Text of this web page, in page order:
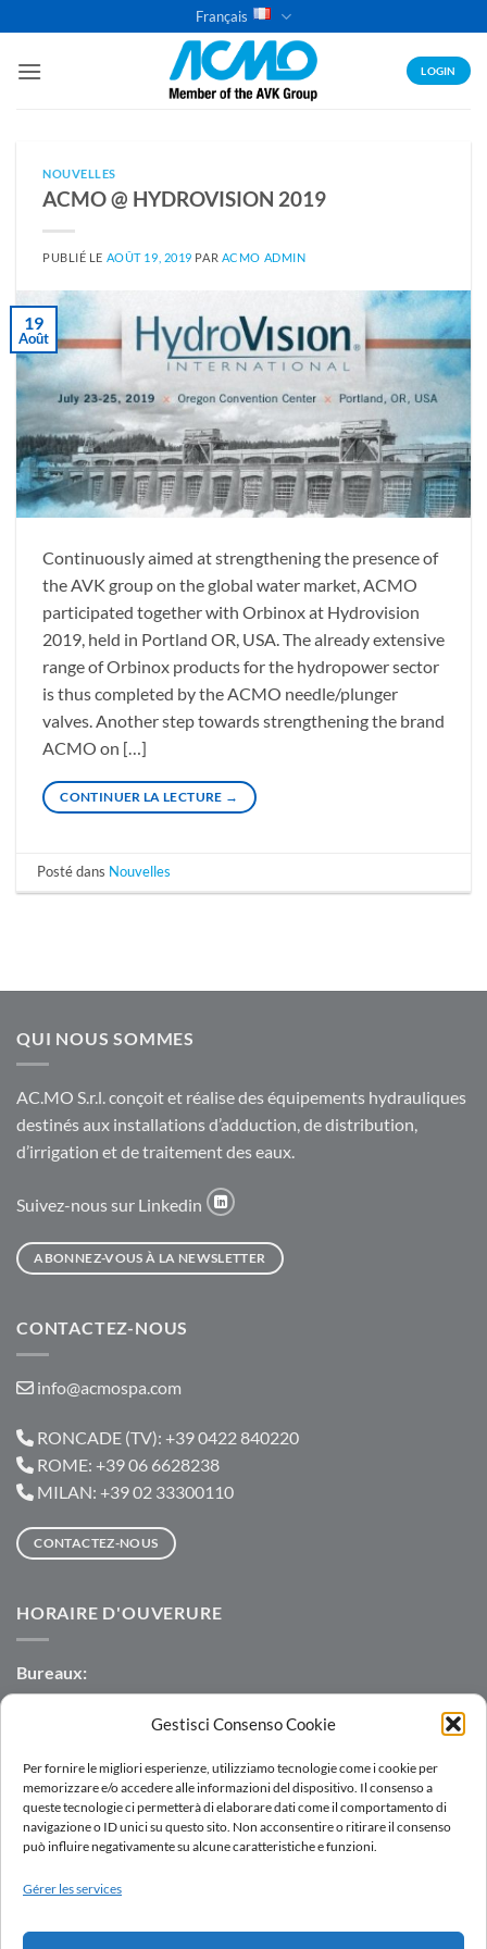
Gestisci Consenso Cookie
Per fornire le migliori esperienze, utilizziamo tecnologie come i cookie per
memorizzare e/o accedere alle informazioni del dispositivo. Il consenso a
queste tecnologie ci permetterà di elaborare dati come il comportamento di
navigazione o ID unici su questo sito. Non acconsentire o ritirare il consenso
può influire negativamente su alcune caratteristiche e funzioni.
Gérer les services
au
contenu
Français
LOGIN
NOUVELLES
ACMO @ HYDROVISION 2019
PUBLIÉ LE AOÛT 19, 2019 PAR ACMO ADMIN
19
Août
Continuously aimed at strengthening the presence of
the AVK group on the global water market, ACMO
participated together with Orbinox at Hydrovision
2019, held in Portland OR, USA. The already extensive
range of Orbinox products for the hydropower sector
is thus completed by the ACMO needle/plunger
valves. Another step towards strengthening the brand
ACMO on […]
CONTINUER LA LECTURE →
Posté dans Nouvelles
QUI NOUS SOMMES
AC.MO S.r.l. conçoit et réalise des équipements hydrauliques
destinés aux installations d’adduction, de distribution,
d’irrigation et de traitement des eaux.
Suivez-nous sur Linkedin
ABONNEZ-VOUS À LA NEWSLETTER
CONTACTEZ-NOUS
info@acmospa.com
RONCADE (TV): +39 0422 840220
ROME: +39 06 6628238
MILAN: +39 02 33300110
CONTACTEZ-NOUS
HORAIRE D'OUVERURE
Bureaux:
Lun-Jeu: 8:30-12:30 | 13:30-17:30
Ven: 8:30-12:30 | 13:30-16:00
Entrepôt:
Lun-Ven: 7:00-12:00 | 13:00-16:00
RÉSEAU DE VENTE TRAVAILLER AVEC NOUS DOWNLOAD